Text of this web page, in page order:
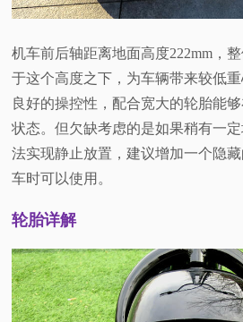
机车前后轴距离地面高度222mm，
于这个高度之下，为车辆带来较低
良好的操控性，配合宽大的轮胎能
状态。但欠缺考虑的是如果稍有一
法实现静止放置，建议增加一个隐
车时可以使用。
轮胎详解